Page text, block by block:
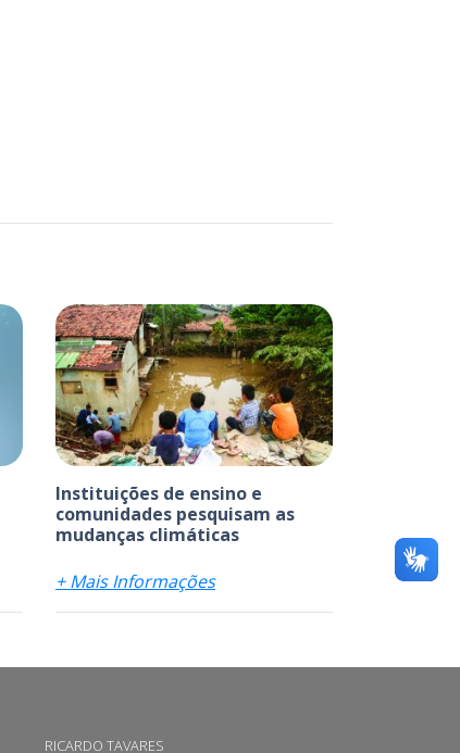
Instituições de ensino e
comunidades pesquisam as
mudanças climáticas
+ Mais Informações
RICARDO TAVARES